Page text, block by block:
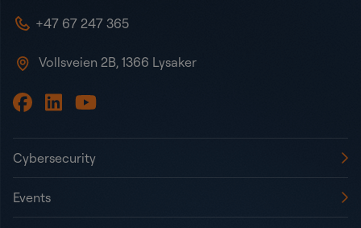
+47 67 247 365
Vollsveien 2B, 1366 Lysaker
Cybersecurity
Events